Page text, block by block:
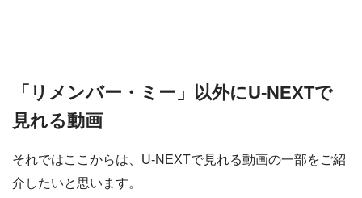
「リメンバー・ミー」以外にU-NEXTで
見れる動画
それではここからは、U-NEXTで見れる動画の一部をご紹
介したいと思います。